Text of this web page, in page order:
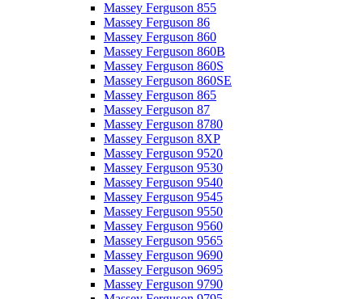
Massey Ferguson 855
Massey Ferguson 86
Massey Ferguson 860
Massey Ferguson 860B
Massey Ferguson 860S
Massey Ferguson 860SE
Massey Ferguson 865
Massey Ferguson 87
Massey Ferguson 8780
Massey Ferguson 8XP
Massey Ferguson 9520
Massey Ferguson 9530
Massey Ferguson 9540
Massey Ferguson 9545
Massey Ferguson 9550
Massey Ferguson 9560
Massey Ferguson 9565
Massey Ferguson 9690
Massey Ferguson 9695
Massey Ferguson 9790